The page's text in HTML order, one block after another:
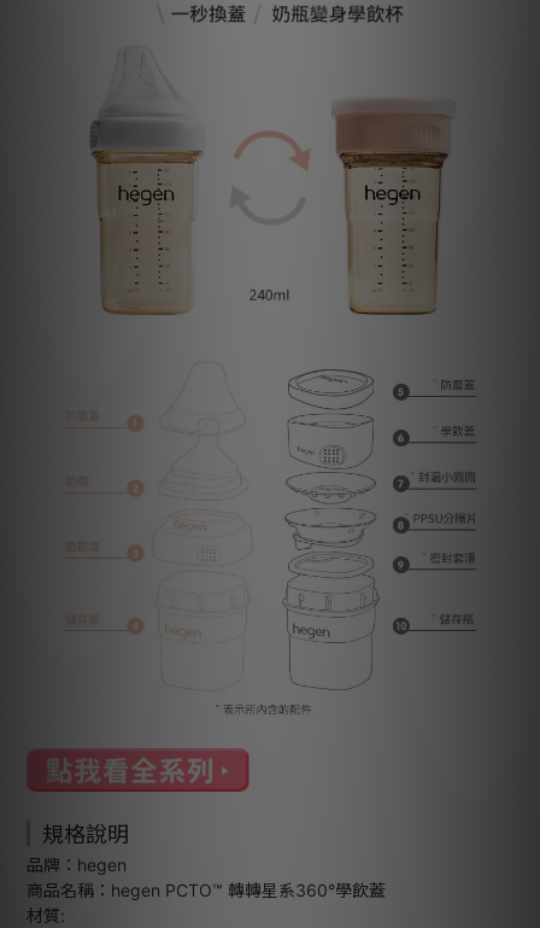
規格說明
品牌：hegen
商品名稱：hegen PCTO™ 轉轉星系360°學飲蓋
材質: